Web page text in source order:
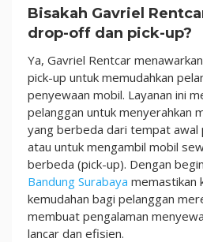
Bisakah Gavriel
drop-off dan pick-up?
Ya, Gavriel Rentcar
pick-up untuk memudahkan
penyewaan mobil. Layanan ini
pelanggan untuk menyerahkan
yang berbeda dari tempat
atau untuk mengambil mobil
berbeda (pick-up). Dengan
Bandung Surabaya memastikan
kemudahan bagi pelanggan
membuat pengalaman
lancar dan efisien.